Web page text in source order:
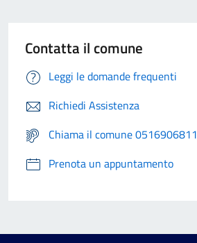
Contatta il comune
Leggi le domande frequenti
Richiedi Assistenza
Chiama il comune 0516906811
Prenota un appuntamento